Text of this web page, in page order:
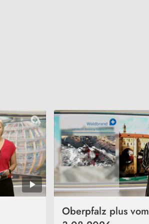
Oberpfalz plus vom